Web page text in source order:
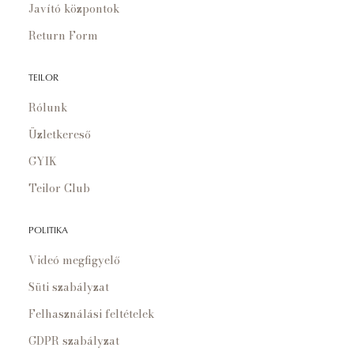
Javító központok
Return Form
TEILOR
Rólunk
Üzletkereső
GYIK
Teilor Club
POLITIKA
Videó megfigyelő
Süti szabályzat
Felhasználási feltételek
GDPR szabályzat